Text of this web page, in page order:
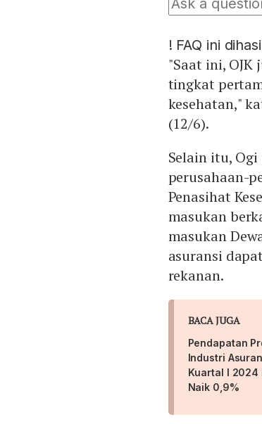
! FAQ ini
"Saat ini,
tingkat
kesehatan,"
(12/6).
Selain itu,
perusahaan-
Penasihat
masukan
masukan
asuransi
rekanan.
BACA JUGA
Pendapatan
Industri
Kuartal I 2024
Naik 0,9%